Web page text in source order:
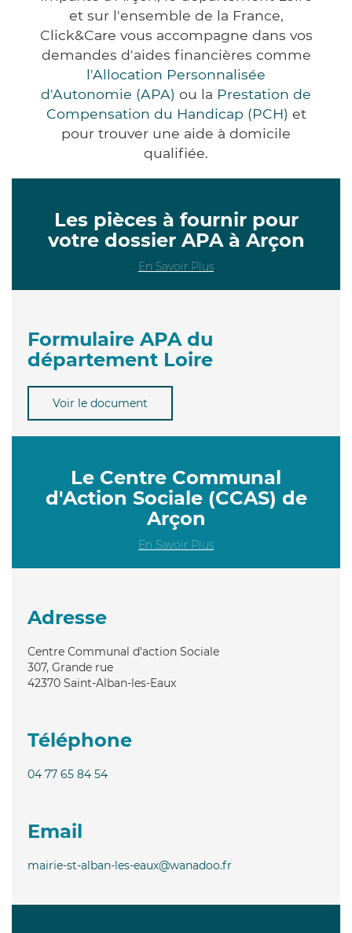
et sur l'ensemble de la France,
Click&Care vous accompagne dans vos
demandes d'aides financières comme
l'Allocation Personnalisée
d'Autonomie (APA) ou la Prestation de
Compensation du Handicap (PCH) et
pour trouver une aide à domicile
qualifiée.
Les pièces à fournir pour
votre dossier APA à Arçon
En Savoir Plus
Formulaire APA du
département Loire
Voir le document
Le Centre Communal
d'Action Sociale (CCAS) de
Arçon
En Savoir Plus
Adresse
Centre Communal d'action Sociale
307, Grande rue
42370 Saint-Alban-les-Eaux
Téléphone
04 77 65 84 54
Email
mairie-st-alban-les-eaux@wanadoo.fr